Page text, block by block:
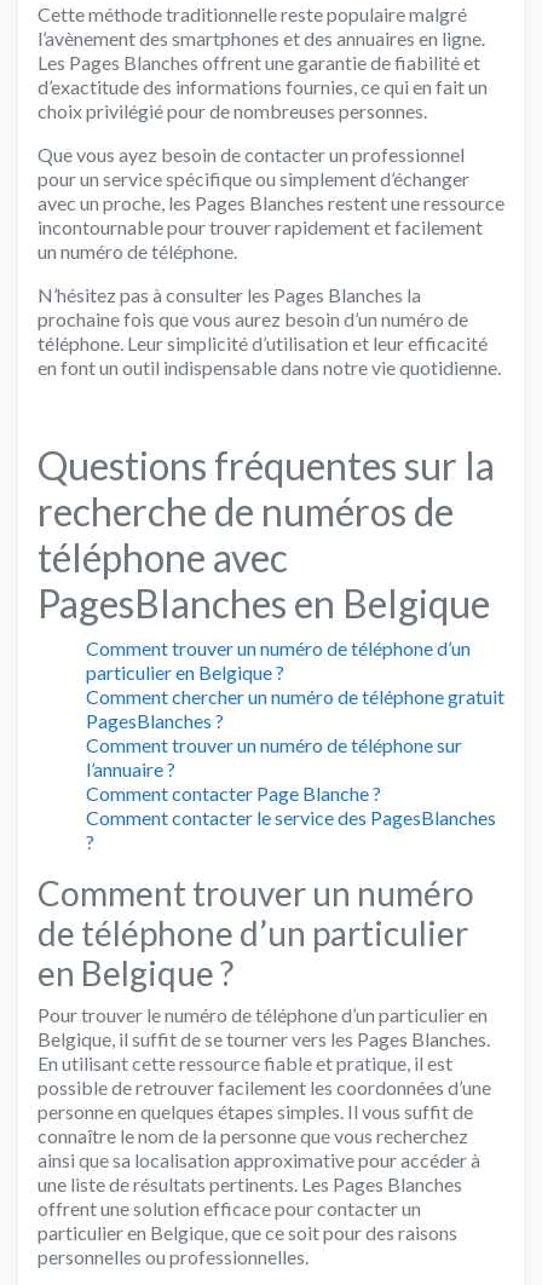
Cette méthode traditionnelle reste populaire malgré
l’avènement des smartphones et des annuaires en ligne.
Les Pages Blanches offrent une garantie de fiabilité et
d’exactitude des informations fournies, ce qui en fait un
choix privilégié pour de nombreuses personnes.
Que vous ayez besoin de contacter un professionnel
pour un service spécifique ou simplement d’échanger
avec un proche, les Pages Blanches restent une ressource
incontournable pour trouver rapidement et facilement
un numéro de téléphone.
N’hésitez pas à consulter les Pages Blanches la
prochaine fois que vous aurez besoin d’un numéro de
téléphone. Leur simplicité d’utilisation et leur efficacité
en font un outil indispensable dans notre vie quotidienne.
Questions fréquentes sur la
recherche de numéros de
téléphone avec
PagesBlanches en Belgique
Comment trouver un numéro de téléphone d’un
particulier en Belgique ?
Comment chercher un numéro de téléphone gratuit
PagesBlanches ?
Comment trouver un numéro de téléphone sur
l’annuaire ?
Comment contacter Page Blanche ?
Comment contacter le service des PagesBlanches
?
Comment trouver un numéro
de téléphone d’un particulier
en Belgique ?
Pour trouver le numéro de téléphone d’un particulier en
Belgique, il suffit de se tourner vers les Pages Blanches.
En utilisant cette ressource fiable et pratique, il est
possible de retrouver facilement les coordonnées d’une
personne en quelques étapes simples. Il vous suffit de
connaître le nom de la personne que vous recherchez
ainsi que sa localisation approximative pour accéder à
une liste de résultats pertinents. Les Pages Blanches
offrent une solution efficace pour contacter un
particulier en Belgique, que ce soit pour des raisons
personnelles ou professionnelles.